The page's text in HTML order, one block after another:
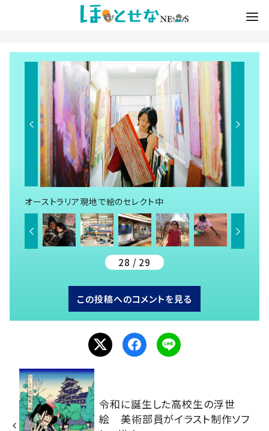
オーストラリア現地で絵のセレクト中
28 / 29
この投稿へのコメントを見る
令和に誕生した高校生の浮世
絵 美術部員がイラスト制作ソフ